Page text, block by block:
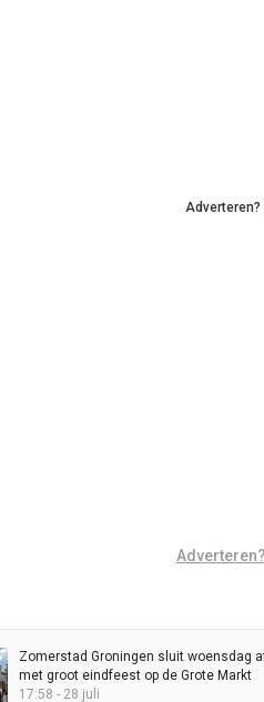
Adverteren?
Zomerstad Groningen sluit woensdag
met groot eindfeest op de Grote Markt
17:58 - 28 juli